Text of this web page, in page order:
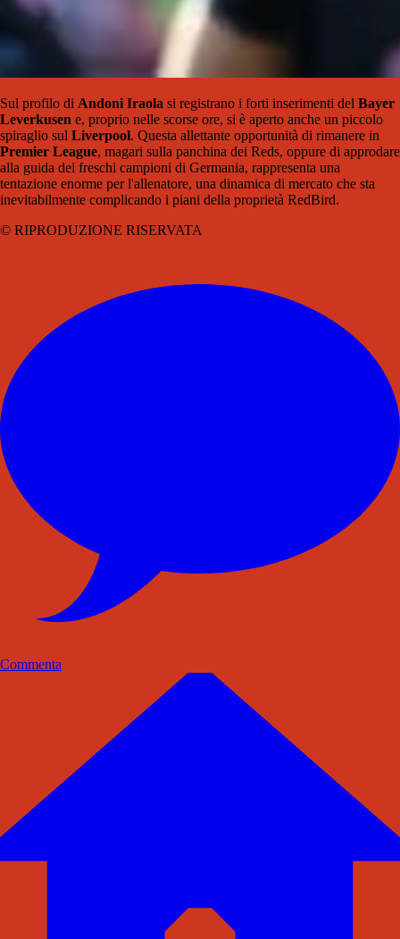
Sul profilo di Andoni Iraola si registrano i forti inserimenti del Bayer
Leverkusen e, proprio nelle scorse ore, si è aperto anche un piccolo
spiraglio sul Liverpool. Questa allettante opportunità di rimanere in
Premier League, magari sulla panchina dei Reds, oppure di approdare
alla guida dei freschi campioni di Germania, rappresenta una
tentazione enorme per l'allenatore, una dinamica di mercato che sta
inevitabilmente complicando i piani della proprietà RedBird.
© RIPRODUZIONE RISERVATA
Commenta